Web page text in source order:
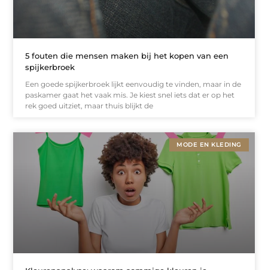
5 fouten die mensen maken bij het kopen van een
spijkerbroek
Een goede spijkerbroek lijkt eenvoudig te vinden, maar in de
paskamer gaat het vaak mis. Je kiest snel iets dat er op het
rek goed uitziet, maar thuis blijkt de
MODE EN KLEDING